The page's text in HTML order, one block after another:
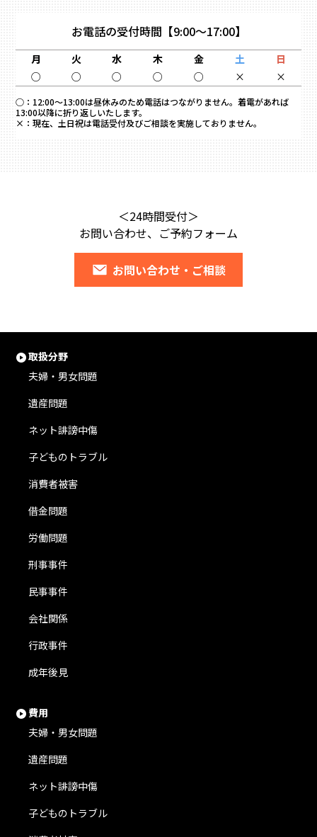
お電話の受付時間 【9:00～17:00】
月 火 水 木 金 土
日
○
○ ○ ○ ○ × ×
○： 12:00～13:00は昼休みのため電話はつながりません。着電があれば
13:00以降に折り返しいたします。
×： 現在、土日祝は電話受付及びご相談を実施しておりません。
＜24時間受付＞
お問い合わせ、ご予約フォーム
お問い合わせ・ご相談
取扱分野
夫婦・男女問題
遺産問題
ネット誹謗中傷
子どものトラブル
消費者被害
借金問題
労働問題
刑事事件
民事事件
会社関係
行政事件
成年後見
費用
夫婦・男女問題
遺産問題
ネット誹謗中傷
子どものトラブル